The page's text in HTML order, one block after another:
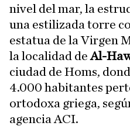
nivel del mar, la
una estilizada torre
estatua de la Virgen
la localidad deAl-
ciudad de Homs,
4.000 habitantes
ortodoxa griega,
agencia ACI.